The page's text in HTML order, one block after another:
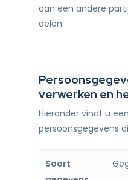
aan een andere
delen.
verwerken en
Hieronder vindt u
persoonsgegevens
Soort gegevens